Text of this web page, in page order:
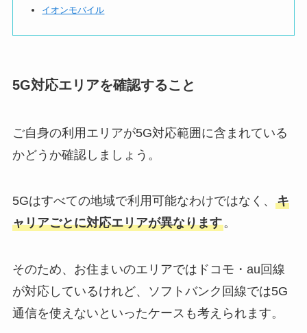
イオンモバイル
5G対応エリアを確認すること
ご自身の利用エリアが5G対応範囲に含まれている
かどうか確認しましょう。
5Gはすべての地域で利用可能なわけではなく、 キ
ャリアごとに対応エリアが異なります。
そのため、お住まいのエリアではドコモ・au回線
が対応しているけれど、ソフトバンク回線では5G
通信を使えないといったケースも考えられます。